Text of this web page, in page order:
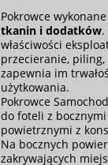
Pokrowce wykonane
tkanin i dodatków.
właściwości
przecieranie,
zapewnia im
użytkowania.
Pokrowce
do foteli z
powietrznymi z
Na bocznych
zakrywających